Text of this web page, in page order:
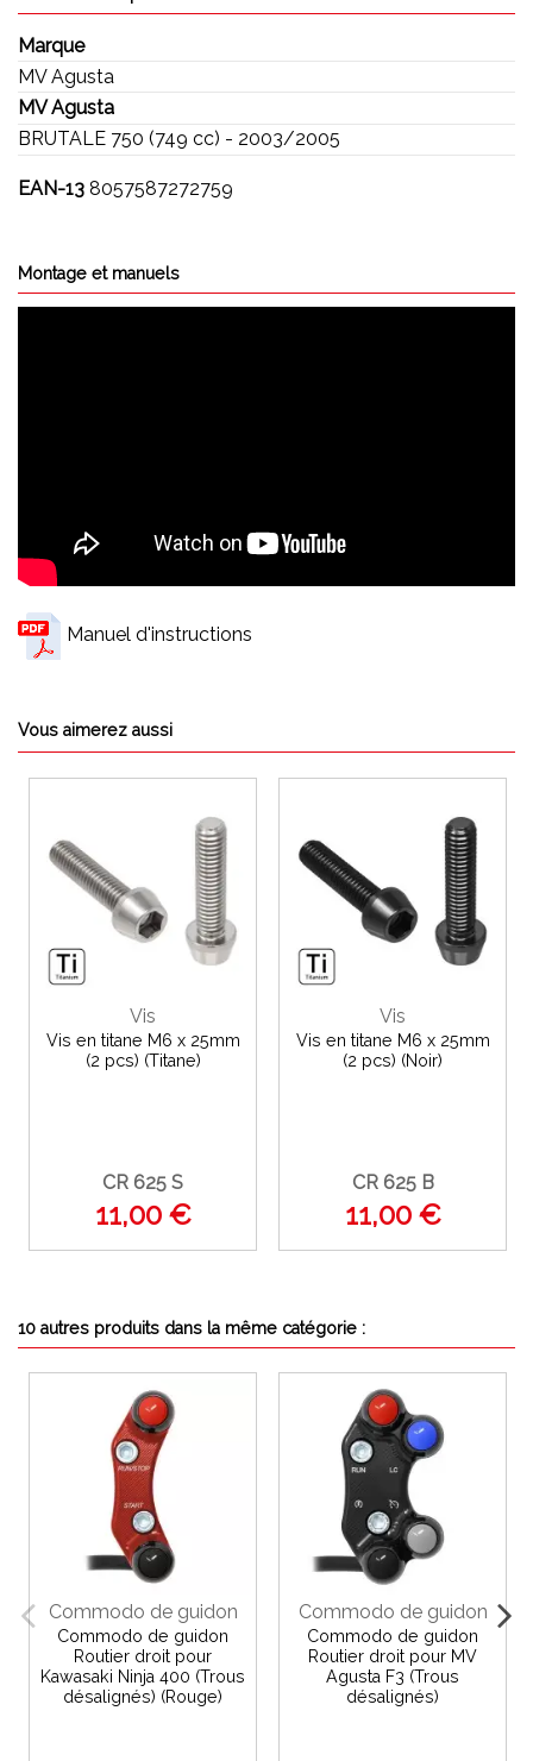
Marque
MV Agusta
MV Agusta
BRUTALE 750 (749 cc) - 2003/2005
EAN-13 8057587272759
Montage et manuels
Manuel d'instructions
Vous aimerez aussi
Vis
Vis en titane M6 x 25mm
(2 pcs) (Titane)
CR 625 S
11,00 €
Vis
Vis en titane M6 x 25mm
(2 pcs) (Noir)
CR 625 B
11,00 €
10 autres produits dans la même catégorie :
Commodo de guidon
Commodo de guidon
Routier droit pour
Kawasaki Ninja 400 (Trous
désalignés) (Rouge)
Commodo de guidon
Commodo de guidon
Routier droit pour MV
Agusta F3 (Trous
désalignés)